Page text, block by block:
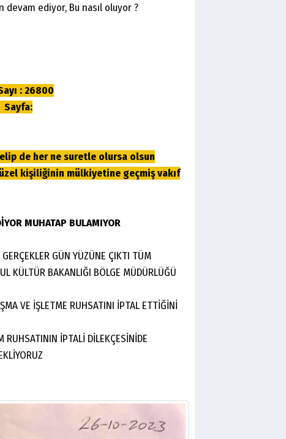
ediyor, Bu nasıl oluyor ?
: 26800
de her ne suretle olursa olsun
kişiliğinin mülkiyetine geçmiş vakıf
MUHATAP BULAMIYOR
GÜN YÜZÜNE ÇIKTI TÜM
KÜLTÜR BAKANLIĞI BÖLGE MÜDÜRLÜĞÜ
VE İŞLETME RUHSATINI İPTAL ETTİĞİNİ
İPTALİ DİLEKÇESİNİDE